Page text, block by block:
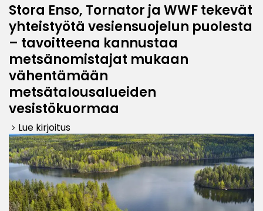
Stora Enso, Tornator ja WWF tekevät
yhteistyötä vesiensuojelun puolesta
– tavoitteena kannustaa
metsänomistajat mukaan
vähentämään
metsätalousalueiden
vesistökuormaa
keyboard_arrow_right Lue kirjoitus